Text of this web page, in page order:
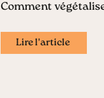
Comment
Lire l'article